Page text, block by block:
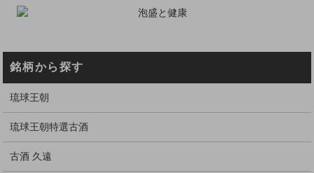
銘柄から探す
琉球王朝
琉球王朝特選古酒
古酒 久遠